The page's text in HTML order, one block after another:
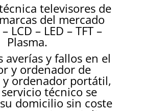
televisores de
del mercado
LCD – LED – TFT –
Plasma.
averías y fallos en el
y ordenador de
y ordenador portátil,
técnico se
domicilio sin coste